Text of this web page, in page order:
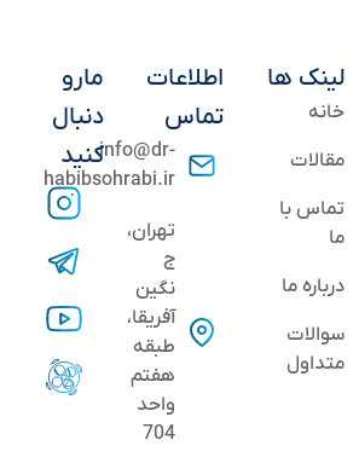
لینک ها
خانه
مقالات
تماس با
ما
درباره ما
سوالات
متداول
اطلاعات
تماس
info@dr-
habibsohrabi.ir
تهران،
ج
نگین
آفریقا،
طبقه
هفتم
واحد
704
مارو
دنبال
کنید